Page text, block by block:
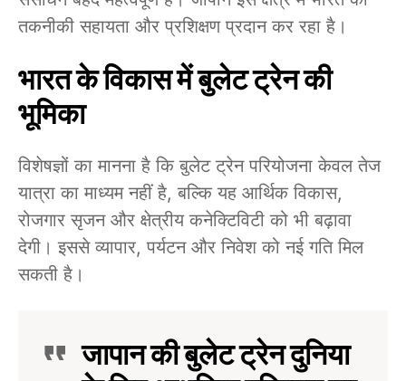
तकनीकी सहायता और प्रशिक्षण प्रदान कर रहा है।
भारत के विकास में बुलेट ट्रेन की
भूमिका
विशेषज्ञों का मानना है कि बुलेट ट्रेन परियोजना केवल तेज
यात्रा का माध्यम नहीं है, बल्कि यह आर्थिक विकास,
रोजगार सृजन और क्षेत्रीय कनेक्टिविटी को भी बढ़ावा
देगी। इससे व्यापार, पर्यटन और निवेश को नई गति मिल
सकती है।
जापान की बुलेट ट्रेन दुनिया